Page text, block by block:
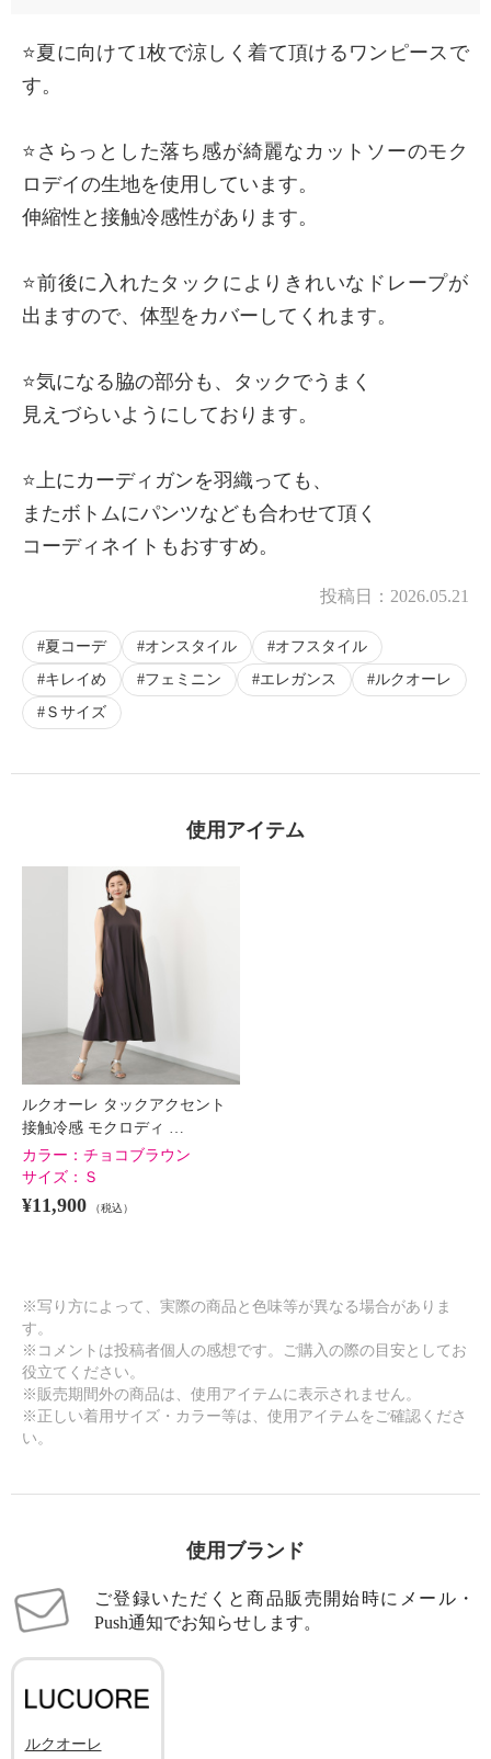
⭐️夏に向けて1枚で涼しく着て頂けるワンピースで
す。
⭐️さらっとした落ち感が綺麗なカットソーのモク
ロデイの生地を使用しています。
伸縮性と接触冷感性があります。
⭐️前後に入れたタックによりきれいなドレープが
出ますので、体型をカバーしてくれます。
⭐️気になる脇の部分も、タックでうまく
見えづらいようにしております。
⭐️上にカーディガンを羽織っても、
またボトムにパンツなども合わせて頂く
コーディネイトもおすすめ。
投稿日： 2026.05.21
夏コーデ オンスタイル
オフスタイル
キレイめ
フェミニン エレガンス
ルクオーレ
Ｓサイズ
使用アイテム
ルクオーレ タックアクセント
接触冷感 モクロディ …
カラー： チョコブラウン
サイズ： Ｓ
¥11,900 （税込）
※写り方によって、実際の商品と色味等が異なる場合がありま
す。
※コメントは投稿者個人の感想です。ご購入の際の目安としてお
役立てください。
※販売期間外の商品は、使用アイテムに表示されません。
※正しい着用サイズ・カラー等は、使用アイテムをご確認くださ
い。
使用ブランド
ご登録いただくと商品販売開始時にメール・
Push通知でお知らせします。
ルクオーレ